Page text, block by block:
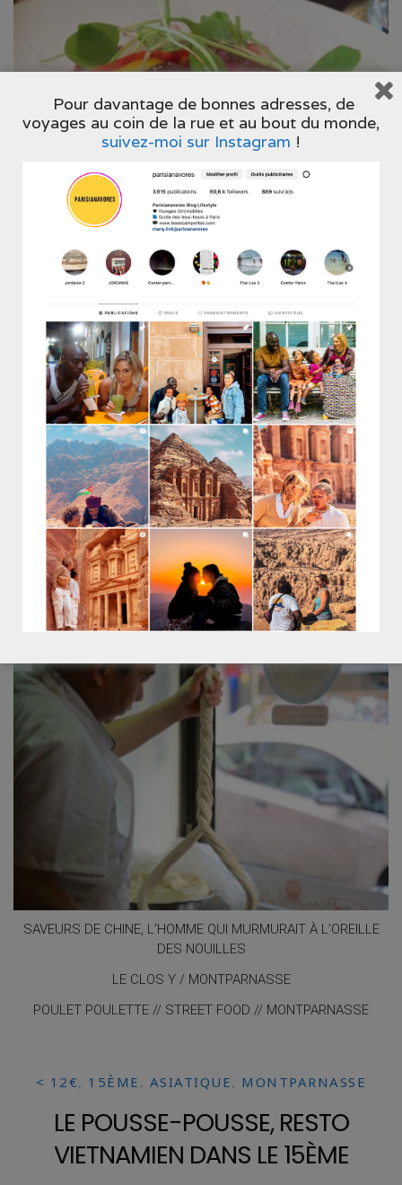
Edit : Restaurant fermé et remplacé par Ida Depuis
son ouverture à quelques pas de Montparnasse, le
Café Figue fait des émules. Il fait partie des très
trop rares restos dont la carte change à chaque
service. La Chef pleine d'inventivité et de génie a-t-
elle peur de s'ennuyer ? A bas la monotonie, les
assiettes ne connaissent ni frontière ...
LIRE L'ARTICLE
RELATED
SAVEURS DE CHINE, L’HOMME QUI MURMURAIT À L’OREILLE
DES NOUILLES
LE CLOS Y / MONTPARNASSE
POULET POULETTE // STREET FOOD // MONTPARNASSE
< 12€, 15ÈME , ASIATIQUE, MONTPARNASSE
LE POUSSE-POUSSE, RESTO
VIETNAMIEN DANS LE 15ÈME
Pour davantage de bonnes adresses, de
voyages au coin de la rue et au bout du monde,
suivez-moi sur Instagram !